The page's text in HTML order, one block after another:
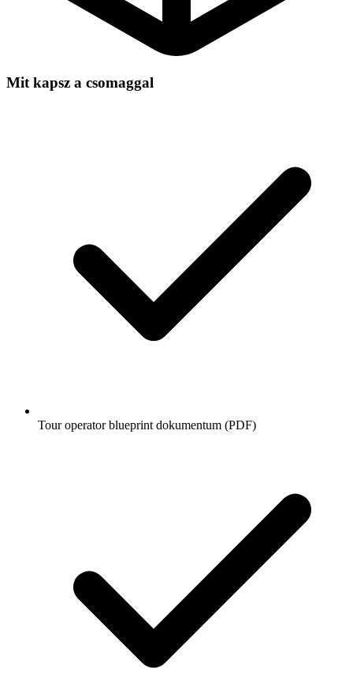
Mit kapsz a csomaggal
Tour operator blueprint dokumentum (PDF)